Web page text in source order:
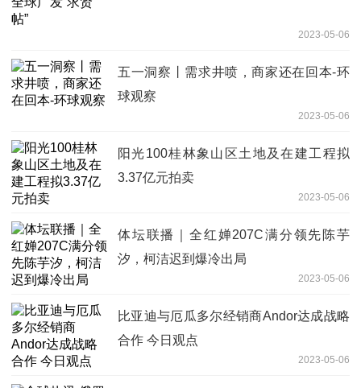
2023-05-06
五一洞察丨需求井喷，商家还在回本-环
球观察
2023-05-06
阳光100桂林象山区土地及在建工程拟
3.37亿元拍卖
2023-05-06
体坛联播｜全红婵207C满分领先陈芋
汐，柯洁迟到爆冷出局
2023-05-06
比亚迪与厄瓜多尔经销商Andor达成战略
合作 今日观点
2023-05-06